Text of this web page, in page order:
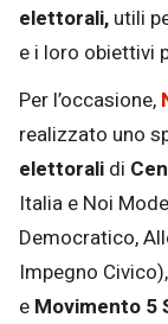
elettorali, utili
e i loro obiettivi
Per l’occasione,
realizzato uno
elettorali di
Italia e Noi
Democratico,
Impegno Civico),
e Movimento 5